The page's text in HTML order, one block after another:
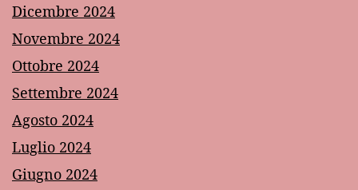
Dicembre 2024
Novembre 2024
Ottobre 2024
Settembre 2024
Agosto 2024
Luglio 2024
Giugno 2024